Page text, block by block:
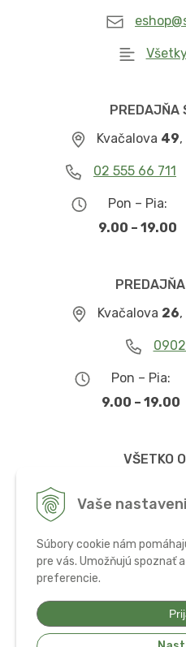
Vaše
Súbory cookie nám
pre vás. Umožňujú spoznať
preferencie.
PREDAJŇA
Kvačalova 49
02 555 66 711
Pon – Pia:
9.00 – 19.00
Kvačalova 26
Pon – Pia:
9.00 – 19.00
VŠETKO
Ochrana